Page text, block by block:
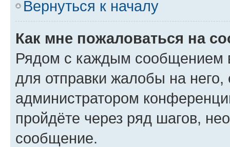
Вернуться к началу
Как мне пожаловаться на
Рядом с каждым сообщением
для отправки жалобы на
администратором
пройдёте через ряд шагов,
сообщение.